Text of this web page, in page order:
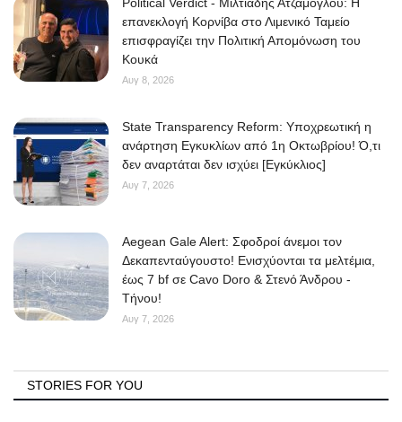
επανεκλογή Κορνίβα στο Λιμενικό Ταμείο
επισφραγίζει την Πολιτική Απομόνωση του
Κουκά
Αυγ 8, 2026
State Transparency Reform: Υποχρεωτική η
ανάρτηση Εγκυκλίων από 1η Οκτωβρίου! Ό,τι
δεν αναρτάται δεν ισχύει [Εγκύκλιος]
Αυγ 7, 2026
Aegean Gale Alert: Σφοδροί άνεμοι τον
Δεκαπενταύγουστο! Ενισχύονται τα μελτέμια,
έως 7 bf σε Cavo Doro & Στενό Άνδρου -
Τήνου!
Αυγ 7, 2026
STORIES FOR YOU